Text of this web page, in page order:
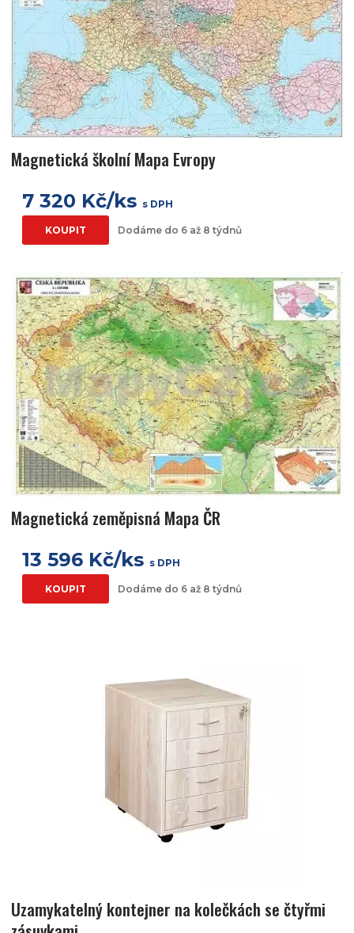
Magnetická školní Mapa Evropy
7 320 Kč/ks s DPH
KOUPIT Dodáme do 6 až 8 týdnů
Magnetická zeměpisná Mapa ČR
13 596 Kč/ks s DPH
KOUPIT Dodáme do 6 až 8 týdnů
Uzamykatelný kontejner na kolečkách se čtyřmi